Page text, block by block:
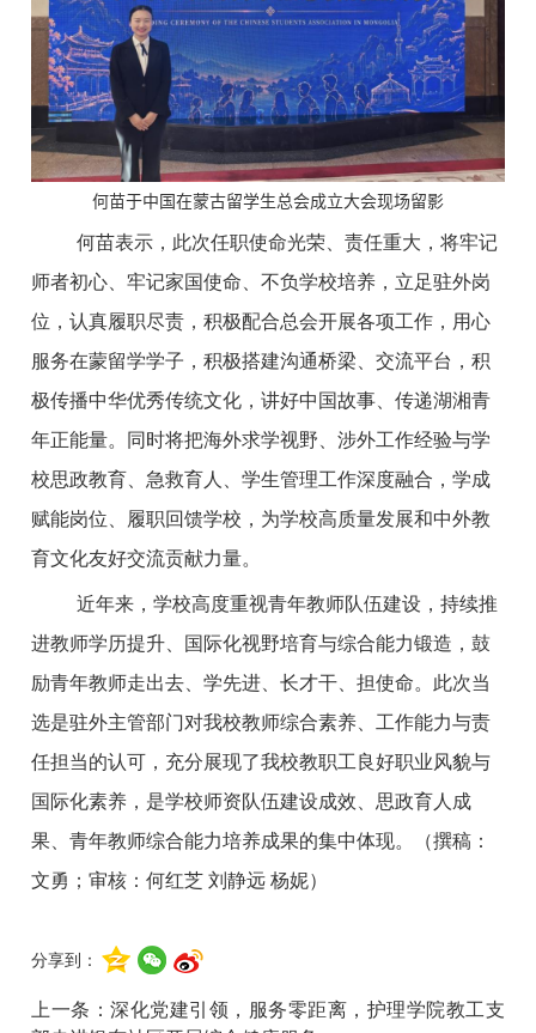
何苗于中国在蒙古留学生总会成立大会现场留影
何苗表示，此次任职使命光荣、责任重大，将牢记
师者初心、牢记家国使命、不负学校培养，立足驻外岗
位，认真履职尽责，积极配合总会开展各项工作，用心
服务在蒙留学学子，积极搭建沟通桥梁、交流平台，积
极传播中华优秀传统文化，讲好中国故事、传递湖湘青
年正能量。同时将把海外求学视野、涉外工作经验与学
校思政教育、急救育人、学生管理工作深度融合，学成
赋能岗位、履职回馈学校，为学校高质量发展和中外教
育文化友好交流贡献力量。
近年来，学校高度重视青年教师队伍建设，持续推
进教师学历提升、国际化视野培育与综合能力锻造，鼓
励青年教师走出去、学先进、长才干、担使命。此次当
选是驻外主管部门对我校教师综合素养、工作能力与责
任担当的认可，充分展现了我校教职工良好职业风貌与
国际化素养，是学校师资队伍建设成效、思政育人成
果、青年教师综合能力培养成果的集中体现。（撰稿：
文勇；审核：何红芝 刘静远 杨妮）
分享到：
上一条：深化党建引领，服务零距离，护理学院教工支